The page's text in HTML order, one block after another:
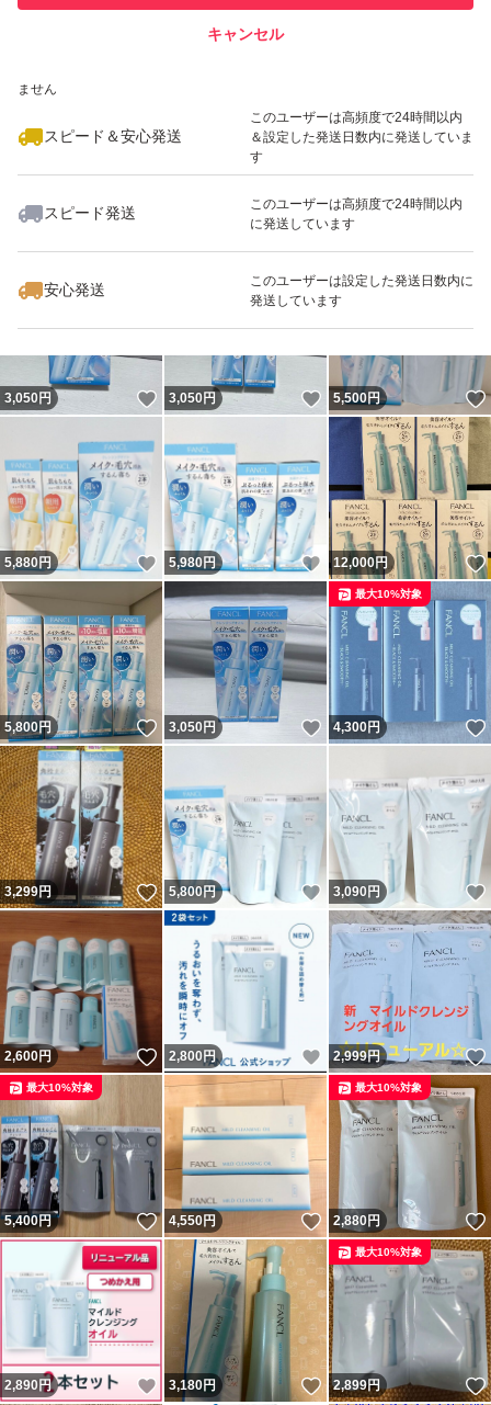
ません
スピード＆安心発送
このユーザーは高頻度で24時間以内
＆設定した発送日数内に発送していま
す
スピード発送
このユーザーは高頻度で24時間以内
に発送しています
安心発送
このユーザーは設定した発送日数内に
発送しています
キャンセル
いいね！
3,200
3,050円 いいね！
3,050円 いいね！
5,500円
5,880円 いいね！
5,980円 いいね！
12,000円
5,800円 いいね！
3,050円 いいね！
4,300円
最大10%対象
3,299円 いいね！
5,800円 いいね！
3,090円
2,600円 いいね！
2,800 円 いいね！
2,999円
5,400円 いいね！
最大10%対象
4,550円 いいね！
2,880円
最大10%対象
2,890 円 いいね！
3,180円 いいね！
2,899円
最大10%対象